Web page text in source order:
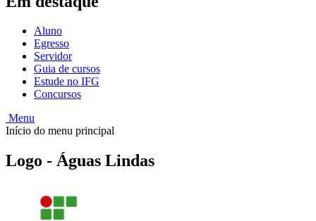
Aluno
Egresso
Servidor
Guia de cursos
Estude no IFG
Concursos
Menu
Início do menu principal
Logo - Águas Lindas